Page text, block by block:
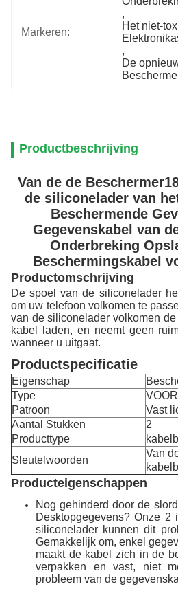
Markeren:
,
Het niet-
,
De
Productbeschrijving
Van de de
de siliconelader van
Beschermende
Gegevenskabel van
Onderbreking
Beschermingskabel
Productomschrijving
De spoel van de siliconelader
om uw telefoon volkomen te
van de siliconelader volkomen
kabel laden, en neemt geen
wanneer u uitgaat.
Productspecificatie
Eigenschap
Type
Patroon
Vast
Aantal Stukken
2
Producttype
Sleutelwoorden
Van
Producteigenschappen
Nog gehinderd door de
Desktopgegevens? Onze
siliconelader kunnen dit
Gemakkelijk om, enkel
maakt de kabel zich in de
verpakken en vast, niet
probleem van de